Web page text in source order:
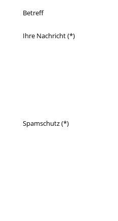
Betreff
Ihre Nachricht (*)
Spamschutz (*)